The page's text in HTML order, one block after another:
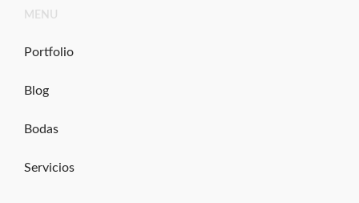
contenido
MENU
Portfolio
Blog
Bodas
Servicios